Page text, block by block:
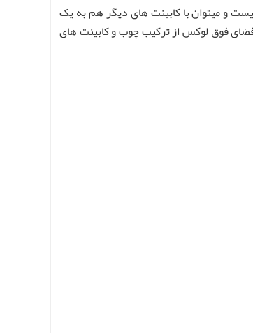
و میتوان با کابینت های دیگر هم به یک
فوق لوکس از ترکیب چوب و کابینت های